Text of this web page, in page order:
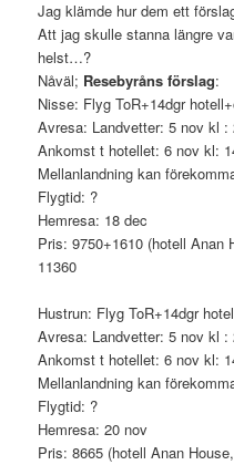
Jag klämde hur dem ett
Att jag skulle stanna längre
helst…?
Nåväl; Resebyråns förslag:
Nisse: Flyg ToR+14dgr
Avresa: Landvetter: 5 nov kl :
Ankomst t hotellet: 6 nov kl:
Mellanlandning kan
Flygtid: ?
Hemresa: 18 dec
Pris: 9750+1610 (hotell Anan
11360
Hustrun: Flyg ToR+14dgr
Avresa: Landvetter: 5 nov kl :
Ankomst t hotellet: 6 nov kl:
Mellanlandning kan
Flygtid: ?
Hemresa: 20 nov
Pris: 8665 (hotell Anan